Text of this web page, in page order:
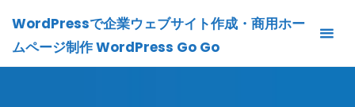
content
WordPressで企業ウェブサイト作成・商用ホー
ムページ制作 WordPress Go Go